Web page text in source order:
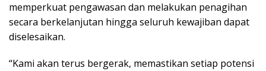
memperkuat pengawasan dan melakukan penagihan
secara berkelanjutan hingga seluruh kewajiban dapat
diselesaikan.
“Kami akan terus bergerak, memastikan setiap potensi